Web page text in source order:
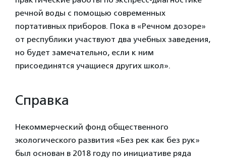
речной воды с помощью современных
портативных приборов. Пока в «Речном дозоре»
от республики участвуют два учебных заведения,
но будет замечательно, если к ним
присоединятся учащиеся других школ».
Справка
Некоммерческий фонд общественного
экологического развития «Без рек как без рук»
был основан в 2018 году по инициативе ряда